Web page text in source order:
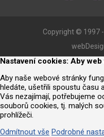
Copyright © 1997 -
Nastavení cookies: Aby
Aby naše webové stránky
hledáte, ušetřili spoustu času
Vás nezajímají, potřebujeme
souborů cookies, tj. malých
prohlížeči.
Odmítnout vše Podrobné